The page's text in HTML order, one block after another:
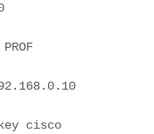
cisco